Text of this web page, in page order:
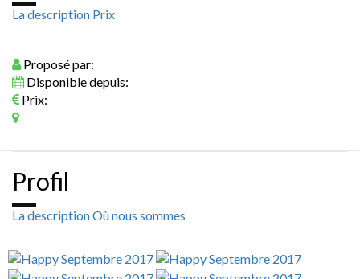
La description Prix
Proposé par:
Disponible depuis:
Prix:
Profil
La descriptionOù nous sommes